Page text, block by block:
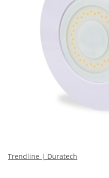
Trendline | Duratech